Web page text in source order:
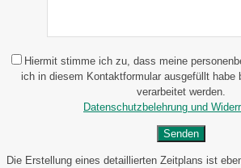
Hiermit stimme ich zu, dass meine
ich in diesem Kontaktformular ausgefüllt habe
verarbeitet werden.
Datenschutzbelehrung und
Die Erstellung eines detaillierten Zeitplans ist